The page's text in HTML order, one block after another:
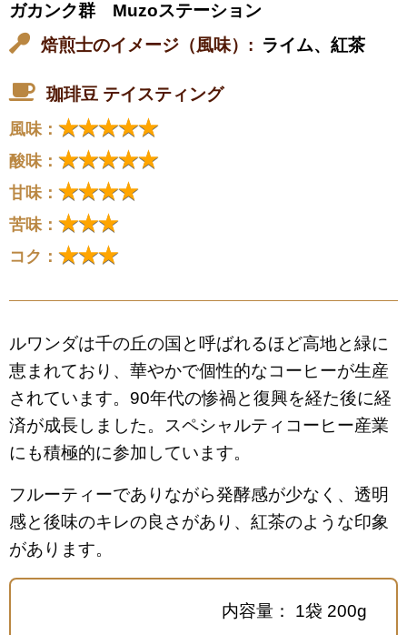
ガカンク群 Muzoステーション
焙煎士のイメージ（風味）: ライム、紅茶
珈琲豆 テイスティング
風味： ★★★★★
酸味： ★★★★★
甘味： ★★★★
苦味： ★★★
コク： ★★★
ルワンダは千の丘の国と呼ばれるほど高地と緑に
恵まれており、華やかで個性的なコーヒーが生産
されています。90年代の惨禍と復興を経た後に経
済が成長しました。スペシャルティコーヒー産業
にも積極的に参加しています。
フルーティーでありながら発酵感が少なく、透明
感と後味のキレの良さがあり、紅茶のような印象
があります。
内容量： 1袋 200g